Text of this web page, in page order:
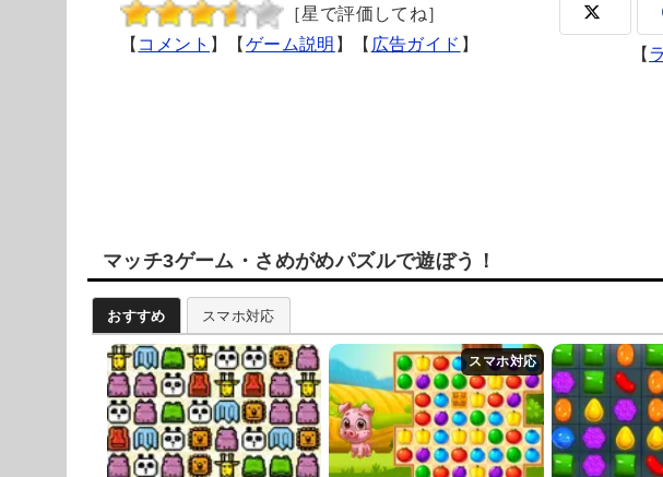
［星で評価してね］
【 コメント 】【 ゲーム説明 】【 広告ガイド 】
【
マッチ3ゲーム・さめがめパズルで遊ぼう！
おすすめ スマホ対応